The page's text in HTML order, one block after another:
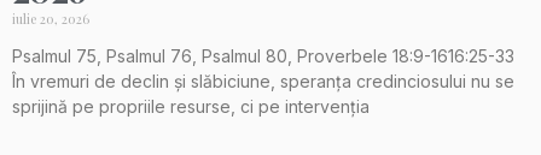
iulie 20, 2026
Psalmul 75, Psalmul 76, Psalmul 80, Proverbele 18:9-1616:25-33
În vremuri de declin și slăbiciune, speranța credinciosului nu se
sprijină pe propriile resurse, ci pe intervenția